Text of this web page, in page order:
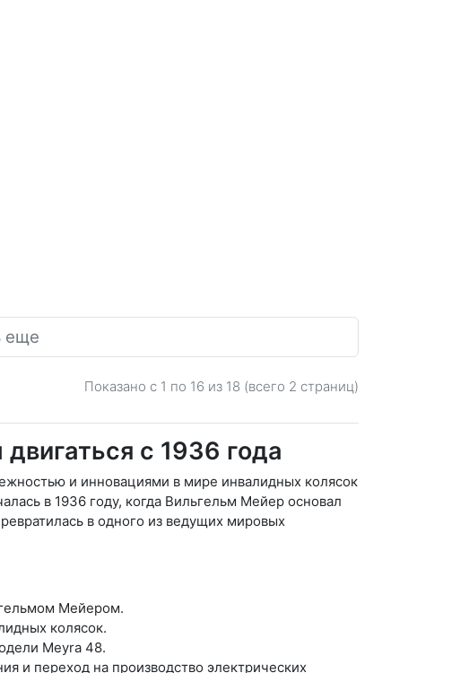
еще
Показано с 1 по 16 из 18 (всего 2 страниц)
с 1936 года
и инновациями в мире инвалидных колясок
в 1936 году, когда Вильгельм Мейер основал
в одного из ведущих мировых
Мейером.
колясок.
Meyra 48.
и переход на производство электрических